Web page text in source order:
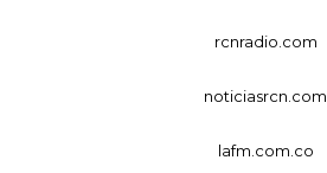
rcnradio.com
noticiasrcn.com
lafm.com.co